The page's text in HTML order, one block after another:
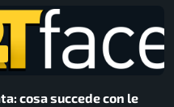
cosa succede con le